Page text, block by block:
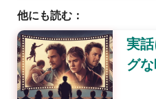
他にも読む：
実
グ